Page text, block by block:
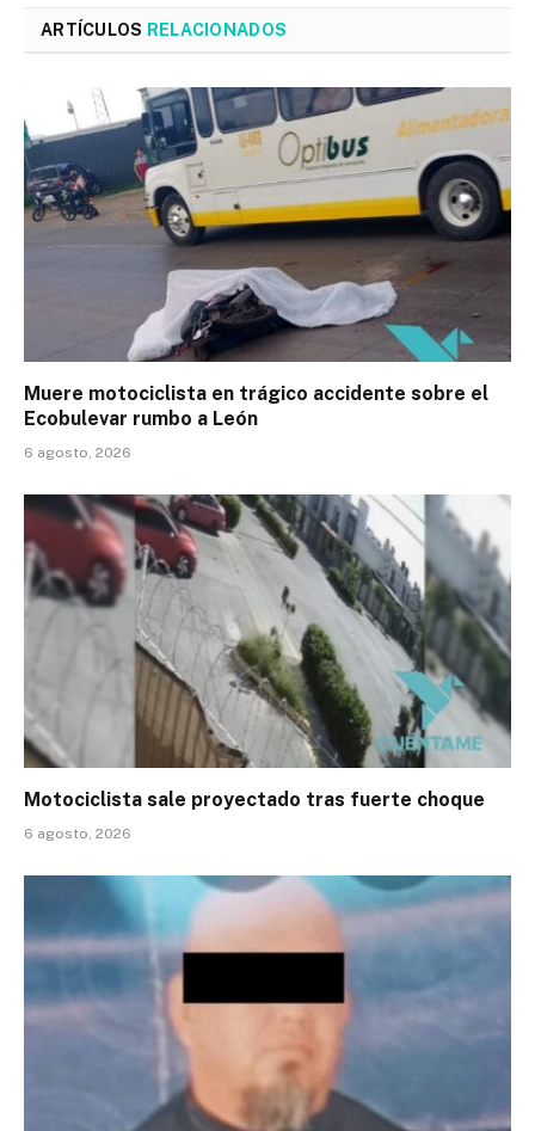
ARTÍCULOS RELACIONADOS
Muere motociclista en trágico accidente sobre el
Ecobulevar rumbo a León
6 agosto, 2026
Motociclista sale proyectado tras fuerte choque
6 agosto, 2026